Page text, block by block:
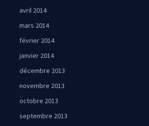
avril 2014
mars 2014
février 2014
janvier 2014
décembre 2013
novembre 2013
octobre 2013
septembre 2013